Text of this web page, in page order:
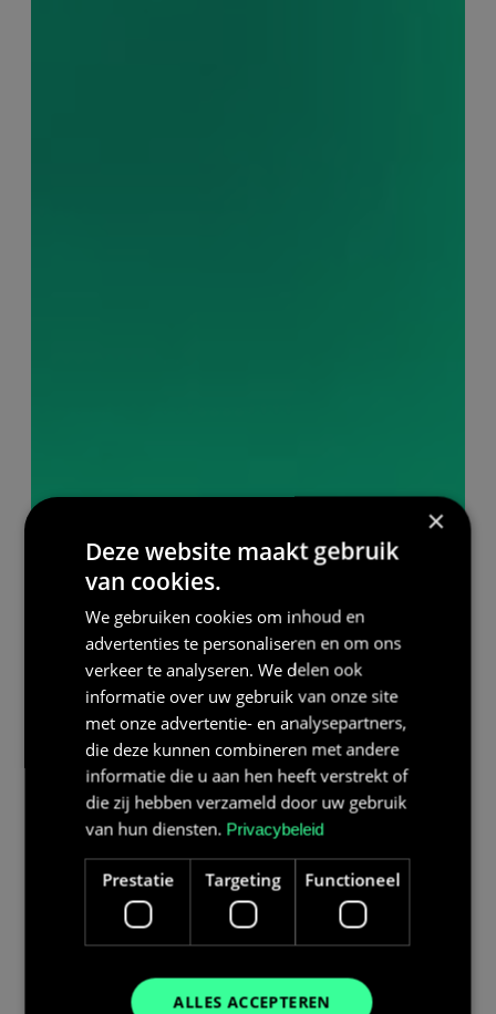
×
Deze website maakt gebruik
van cookies.
We gebruiken cookies om inhoud en
advertenties te personaliseren en om ons
verkeer te analyseren. We delen ook
informatie over uw gebruik van onze site
met onze advertentie- en analysepartners,
die deze kunnen combineren met andere
informatie die u aan hen heeft verstrekt of
die zij hebben verzameld door uw gebruik
van hun diensten. Privacybeleid
Prestatie Targeting Functioneel
ALLES ACCEPTEREN